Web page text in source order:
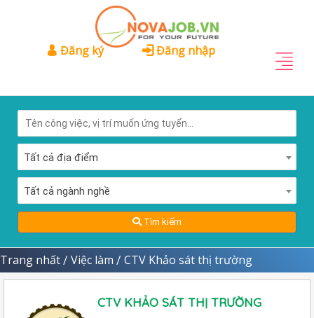
Đăng ký Đăng nhập
Tất cả địa điểm
Tất cả ngành nghề
Tìm kiếm
Trang nhất / Việc làm / CTV Khảo sát thị trường
CTV KHẢO SÁT THỊ TRƯỜNG